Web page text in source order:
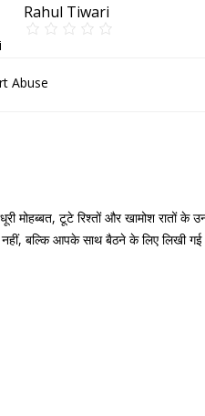
Rahul Tiwari
Abuse
टूटे रिश्तों और खामोश रातों के
नहीं, बल्कि आपके साथ बैठने के लिए